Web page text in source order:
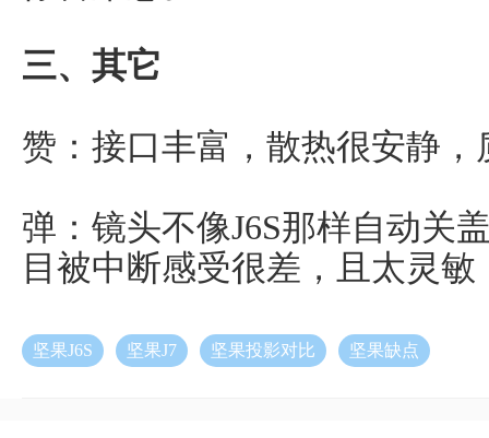
三、其它
赞：接口丰富，散热很安静，
弹：镜头不像J6S那样自动关
目被中断感受很差，且太灵
坚果J6S 坚果J7 坚果投影对比 坚果缺点